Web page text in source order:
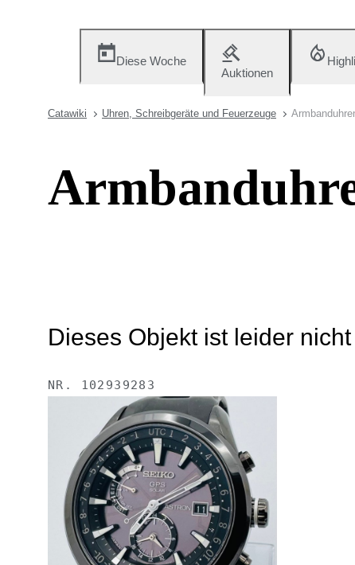
Diese Woche
Auktionen
Catawiki Uhren, Schreibgeräte und Feuerzeuge
Dieses Objekt ist leider
NR. 102939283